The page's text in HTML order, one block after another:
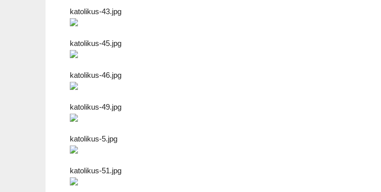
katolikus-43.jpg
katolikus-45.jpg
katolikus-46.jpg
katolikus-49.jpg
katolikus-5.jpg
katolikus-51.jpg